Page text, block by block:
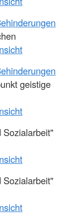
geistige